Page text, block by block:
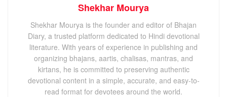
Shekhar Mourya
Shekhar Mourya is the founder and editor of Bhajan
Diary, a trusted platform dedicated to Hindi devotional
literature. With years of experience in publishing and
organizing bhajans, aartis, chalisas, mantras, and
kirtans, he is committed to preserving authentic
devotional content in a simple, accurate, and easy-to-
read format for devotees around the world.